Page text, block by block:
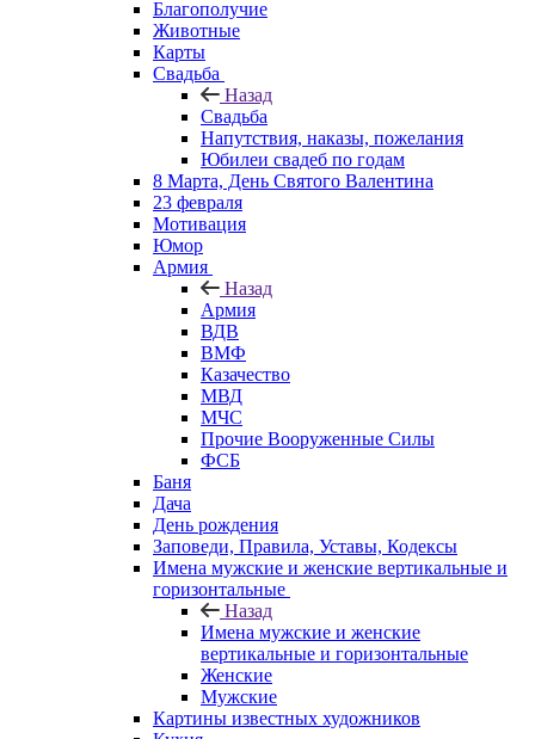
Благополучие
Животные
Карты
Свадьба
Назад
Свадьба
Напутствия, наказы, пожелания
Юбилеи свадеб по годам
8 Марта, День Святого Валентина
23 февраля
Мотивация
Юмор
Армия
Назад
Армия
ВДВ
ВМФ
Казачество
МВД
МЧС
Прочие Вооруженные Силы
ФСБ
Баня
Дача
День рождения
Заповеди, Правила, Уставы, Кодексы
Имена мужские и женские вертикальные и
горизонтальные
Назад
Имена мужские и женские
вертикальные и горизонтальные
Женские
Мужские
Картины известных художников